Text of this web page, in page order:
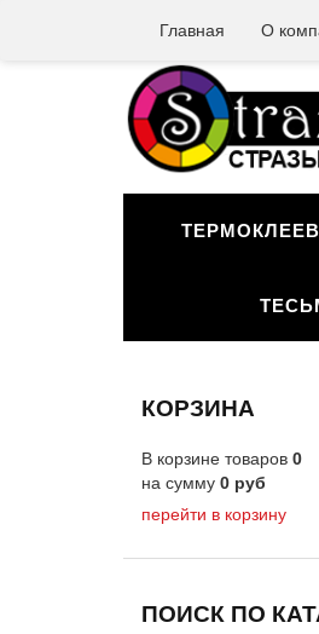
Главная О
КОРЗИНА
В корзине товаров 0
на сумму 0 руб
перейти в корзину
ПОИСК ПО